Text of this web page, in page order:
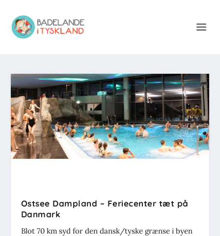
Ostsee Dampland – Feriecenter tæt på
Danmark
Blot 70 km syd for den dansk/tyske grænse i byen